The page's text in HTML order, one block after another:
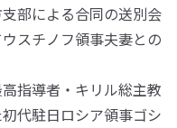
部による合同の送別会
スチノフ領事夫妻との
指導者・キリル総主教
代駐日ロシア領事ゴシ